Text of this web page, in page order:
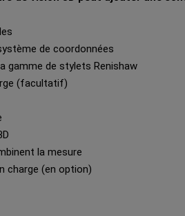
de coordonnées
gamme de stylets Renishaw
(facultatif)
la mesure
charge (en option)